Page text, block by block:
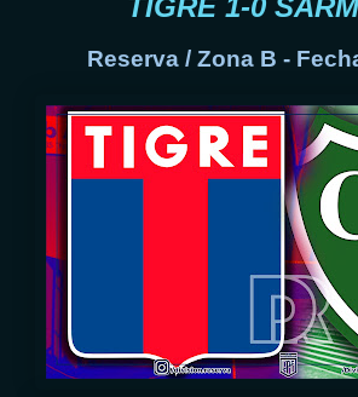
Reserva / Zona B -